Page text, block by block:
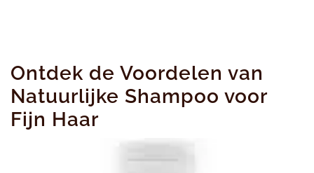
Ontdek de Voordelen van
Natuurlijke Shampoo voor
Fijn Haar